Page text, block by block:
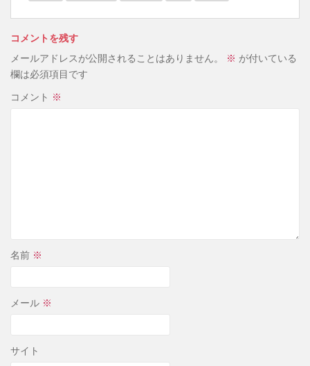
コメントを残す
メールアドレスが公開されることはありません。
※ が付いている
欄は必須項目です
コメント ※
名前 ※
メール ※
サイト